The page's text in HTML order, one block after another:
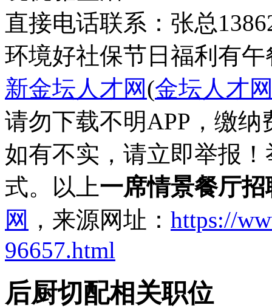
直接电话联系：张总
环境好社保节日福利 有午
新金坛人才网(金坛人才
请勿下载不明APP，缴
如有不实，请立即举报
式。以上一席情景餐厅
网 ，来源网址： https://
96657.html
后厨切配相关职位